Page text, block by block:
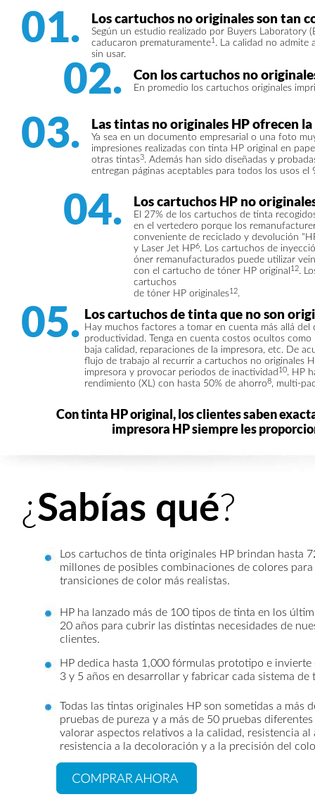
01. Los cartuchos no originales son tan
Según un estudio realizado por Buyers Laboratory
caducaron prematuramente1 . La calidad no admite
sin usar.
02. Con los cartuchos no
En promedio los cartuchos originales
03. Las tintas no originales HP ofrecen
Ya sea en un documento empresarial o una foto
impresiones realizadas con tinta HP original en
otras tintas3. Además han sido diseñadas y
entregan páginas aceptables para todos los usos
04. Los cartuchos HP no
El 27% de los cartuchos de tinta
en el vertedero porque los
conveniente de reciclado y devolución
y Laser Jet HP6. Los cartuchos de
óner remanufacturados puede utilizar
con el cartucho de tóner HP original 12.
cartuchos
de tóner HP originales12.
05. Los cartuchos de tinta que no son
Hay muchos factores a tomar en cuenta más allá
productividad. Tenga en cuenta costos ocultos
baja calidad, reparaciones de la impresora, etc. De
flujo de trabajo al recurrir a cartuchos no originales
impresora y provocar periodos de inactividad 10. HP
rendimiento (XL) con hasta 50% de ahorro8, multi-
Con tinta HP original, los clientes saben
impresora HP siempre les
¿Sabías qué?
Los cartuchos de tinta originales HP brindan hasta
millones de posibles combinaciones de colores para
transiciones de color más realistas.
HP ha lanzado más de 100 tipos de tinta en los
20 años para cubrir las distintas necesidades de
clientes.
HP dedica hasta 1,000 fórmulas prototipo e invierte
3 y 5 años en desarrollar y fabricar cada sistema de
Todas las tintas originales HP son sometidas a más
pruebas de pureza y a más de 50 pruebas
valorar aspectos relativos a la calidad, resistencia al
resistencia a la decoloración y a la precisión del